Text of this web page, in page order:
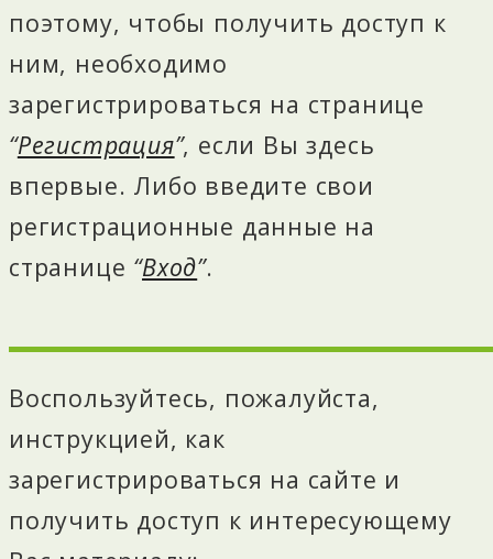
поэтому, чтобы получить доступ к
ним, необходимо
зарегистрироваться на странице
“Регистрация”, если Вы здесь
впервые. Либо введите свои
регистрационные данные на
странице “Вход”.
Воспользуйтесь, пожалуйста,
инструкцией, как
зарегистрироваться на сайте и
получить доступ к интересующему